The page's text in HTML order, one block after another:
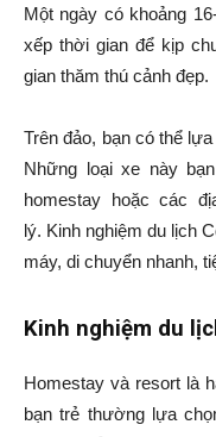
Một ngày có khoảng
xếp thời gian để kịp
gian thăm thú cảnh đẹp.
Trên đảo, bạn có thể
Những loại xe này
homestay hoặc các
lý. Kinh nghiệm du lịch
máy, di chuyển nhanh,
Kinh nghiệm du
Homestay và resort là
bạn trẻ thường lựa